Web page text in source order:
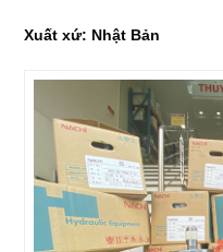
Xuất xứ: Nhật Bản